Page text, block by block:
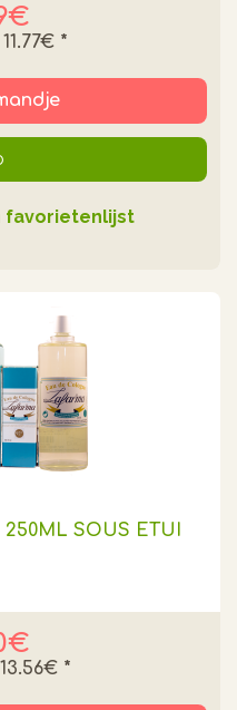
11.77€ *
favorietenlijst
250ML SOUS ETUI
13.56€ *